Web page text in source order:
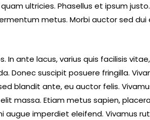
ultricies. Phasellus et ipsum
metus. Morbi auctor sed dui
ante lacus, varius quis facilisis
Donec suscipit posuere fringilla.
blandit ante, eu auctor felis.
massa. Etiam metus sapien,
augue imperdiet eleifend. Vivamus